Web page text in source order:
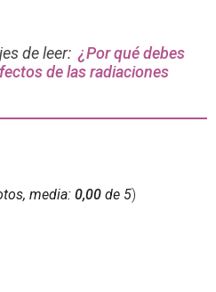
de leer: ¿Por qué debes
de las radiaciones
media: 0,00 de 5)